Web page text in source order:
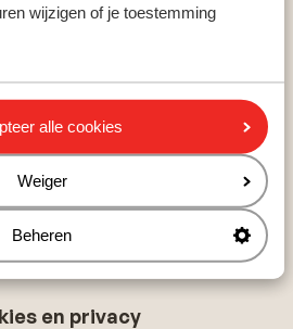
wijzigen of je toestemming
alle cookies
Weiger
Beheren
Ski Amadé
Sunweb
Sunweb
op vakantie
Vacatures
& media
en privacy